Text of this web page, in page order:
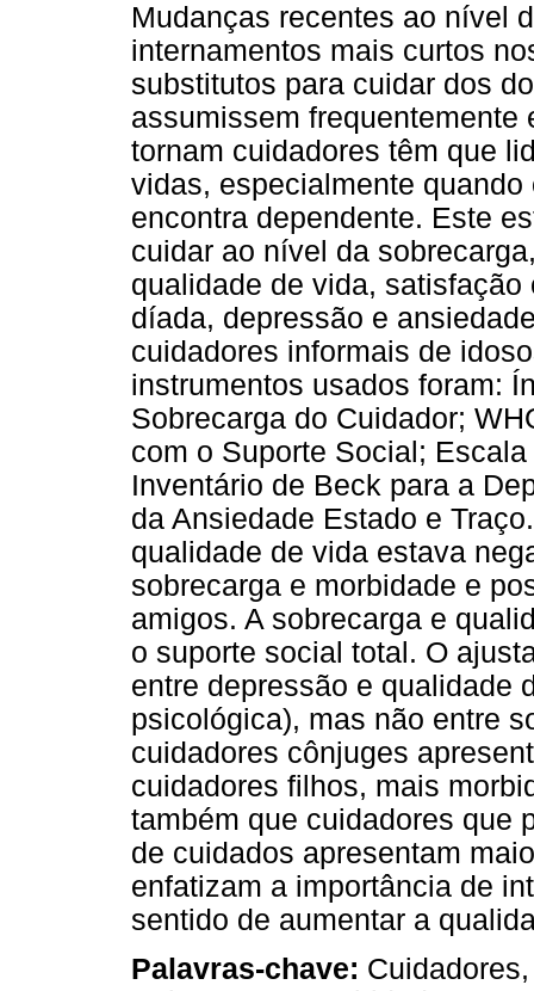
Mudanças recentes ao nível
internamentos mais curtos
substitutos para cuidar dos
assumissem
tornam cuidadores têm que
vidas, especialmente
encontra dependente. Este
cuidar ao nível da
qualidade de vida,
díada, depressão e
cuidadores informais de
instrumentos usados foram:
Sobrecarga do Cuidador;
com o Suporte Social;
Inventário de Beck para a
da Ansiedade Estado e
qualidade de vida estava
sobrecarga e morbidade e
amigos. A sobrecarga e
o suporte social total. O
entre depressão e qualidade
psicológica), mas não entre
cuidadores cônjuges
cuidadores filhos, mais
também que cuidadores que
de cuidados apresentam
enfatizam a importância de
sentido de aumentar a
Palavras-chave: